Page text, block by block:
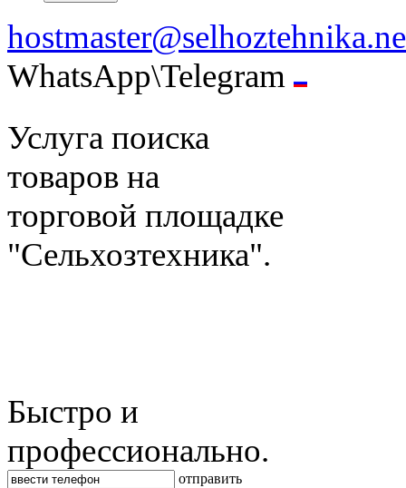
WhatsApp\Telegram
Услуга поиска
товаров на
торговой площадке
"Сельхозтехника".
Быстро и
профессионально.
отправить